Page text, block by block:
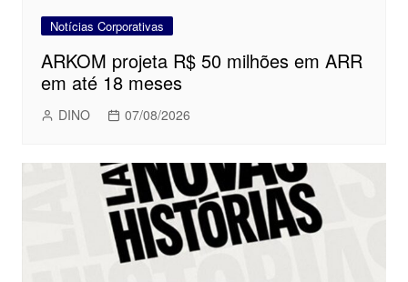
Notícias Corporativas
ARKOM projeta R$ 50 milhões em ARR
em até 18 meses
DINO 07/08/2026